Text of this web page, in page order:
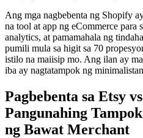
Ang mga nagbebenta ng Shopify
na tool at app ng eCommerce para
analytics, at pamamahala ng
pumili mula sa higit sa 70
istilo na maiisip mo. Ang ilan ay
iba ay nagtatampok ng
Pagbebenta sa Etsy
Pangunahing
ng Bawat Merchant